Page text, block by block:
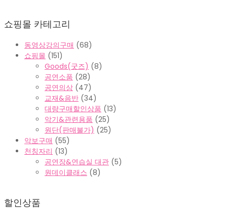
쇼핑몰 카테고리
동영상강의구매 (68)
쇼핑몰 (151)
Goods(굿즈) (8)
공연소품 (28)
공연의상 (47)
교재&음반 (34)
대량구매할인상품 (13)
악기&관련용품 (25)
원단(판매불가) (25)
악보구매 (55)
천칭자리 (13)
공연장&연습실 대관 (5)
원데이클래스 (8)
할인상품